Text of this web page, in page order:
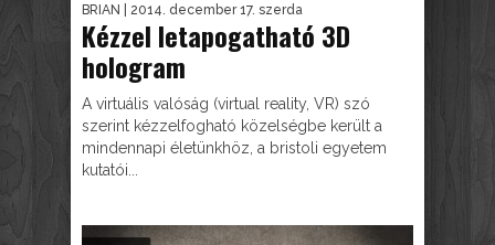
BRIAN | 2014. december 17. szerda
Kézzel letapogatható 3D
hologram
A virtuális valóság (virtual reality, VR) szó
szerint kézzelfogható közelségbe került a
mindennapi életünkhöz, a bristoli egyetem
kutatói...